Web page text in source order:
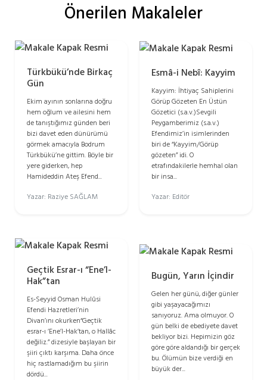
Önerilen Makaleler
Türkbükü’nde Birkaç
Gün
Ekim ayının sonlarına doğru
hem oğlum ve ailesini hem
de tanıştığımız günden beri
bizi davet eden dünürümü
görmek amacıyla Bodrum
Türkbükü’ne gittim. Böyle bir
yere giderken, hep
Hamideddin Ateş Efend...
Yazar: Raziye SAĞLAM
Esmâ-i Nebî: Kayyim
Kayyim: İhtiyaç Sahiplerini
Görüp Gözeten En Üstün
Gözetici (s.a.v.)Sevgili
Peygamberimiz (s.a.v.)
Efendimiz’in isimlerinden
biri de “Kayyim/Görüp
gözeten” idi. O
etrafındakilerle hemhal olan
bir insa...
Yazar: Editör
Geçtik Esrar-ı “Ene’l-
Hak”tan
Es-Seyyid Osman Hulûsi
Efendi Hazretleri’nin
Divan’ını okurken“Geçtik
esrar-ı ‘Ene’l-Hak’tan, o Hallâc
değiliz.” dizesiyle başlayan bir
şiiri çıktı karşıma. Daha önce
hiç rastlamadığım bu şiirin
dördü...
Bugün, Yarın İçindir
Gelen her günü, diğer günler
gibi yaşayacağımızı
sanıyoruz. Ama olmuyor. O
gün belki de ebediyete davet
bekliyor bizi. Hepimizin göz
göre göre aldandığı bir gerçek
bu. Ölümün bize verdiği en
büyük der...